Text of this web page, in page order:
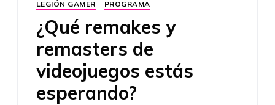
LEGIÓN GAMER PROGRAMA
¿Qué remakes y
remasters de
videojuegos estás
esperando?